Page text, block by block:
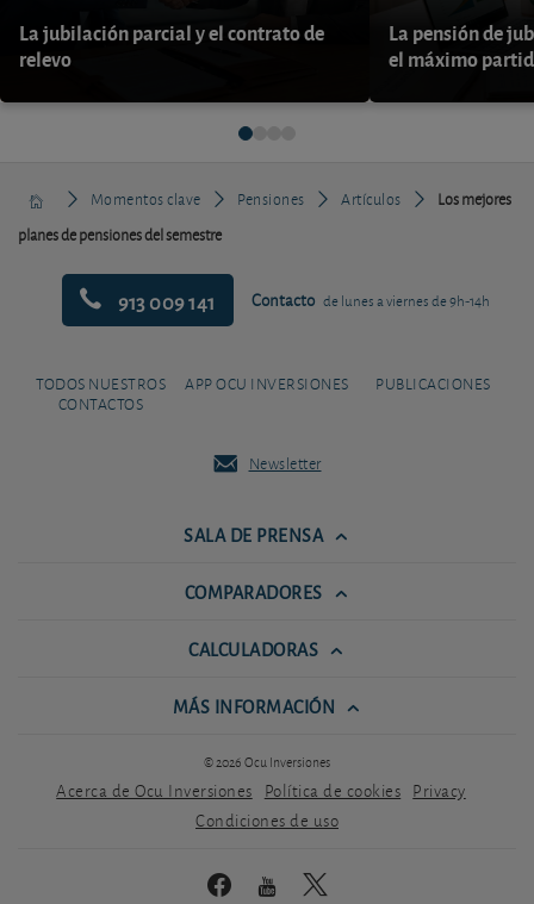
La jubilación parcial y el contrato de
relevo
La pensión de
el máximo
Momentos clave Pensiones Artículos
Los mejores
planes de pensiones del semestre
913 009 141 Contacto de lunes a viernes de 9h-14h
TODOS NUESTROS
CONTACTOS
APP OCU INVERSIONES PUBLICACIONES
Newsletter
SALA DE PRENSA
COMPARADORES
CALCULADORAS
MÁS INFORMACIÓN
© 2026 Ocu Inversiones
Acerca de Ocu Inversiones Política de cookies Privacy
Condiciones de uso